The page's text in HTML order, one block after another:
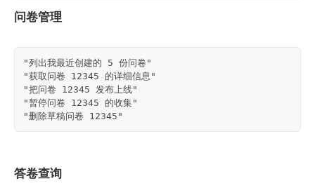
问卷管理
"列出我最近创建的 5 份问卷"
"获取问卷 12345 的详细信息"
"把问卷 12345 发布上线"
"暂停问卷 12345 的收集"
"删除草稿问卷 12345"
答卷查询